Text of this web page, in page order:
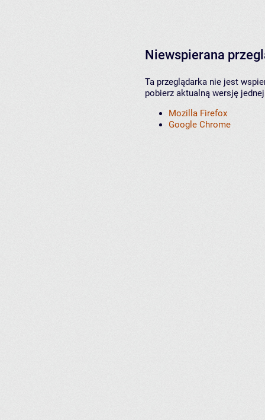
Niewspierana
Ta przeglądarka nie jest
pobierz aktualną wersję
Mozilla Firefox
Google Chrome